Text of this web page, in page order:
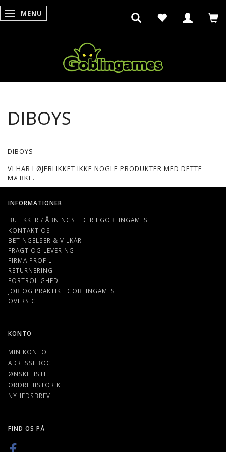
SKIFTE NAVIGATION
MENU
DIBOYS
DIBOYS
VI HAR I ØJEBLIKKET IKKE NOGLE PRODUKTER MED DETTE
MÆRKE.
INFORMATIONER
BUTIKKER / ÅBNINGSTIDER I GOBLINGAMES
KONTAKT OS
BETINGELSER & VILKÅR
FRAGT OG LEVERING
FIRMA PROFIL
RETURNERING
FORTROLIGHED
JOB OG PRAKTIK I GOBLINGAMES
OVERSIGT
KONTO
MIN KONTO
ADRESSEBOG
ØNSKELISTE
ORDREHISTORIK
NYHEDSBREV
FIND OS PÅ